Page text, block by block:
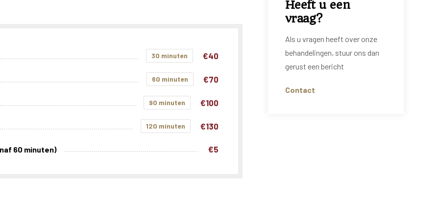
30 minuten €40
60 minuten €70
90 minuten €100
120 minuten €130
60 minuten) €5
Heeft u een
vraag?
Als u vragen heeft over onze
behandelingen, stuur ons dan
gerust een bericht
Contact